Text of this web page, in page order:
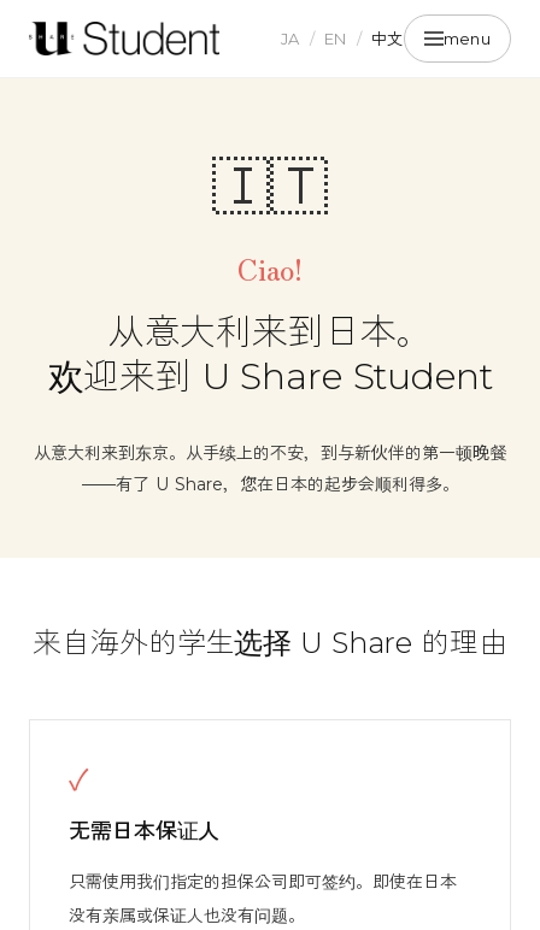
JA / EN / 中文 menu
🇮🇹
Ciao!
从意大利来到日本。
欢迎来到 U Share Student
从意大利来到东京。从手续上的不安，到与新伙伴的第一顿晚餐
——有了 U Share，您在日本的起步会顺利得多。
来自海外的学生选择 U Share 的理由
✓
无需日本保证人
只需使用我们指定的担保公司即可签约。即使在日本
没有亲属或保证人也没有问题。